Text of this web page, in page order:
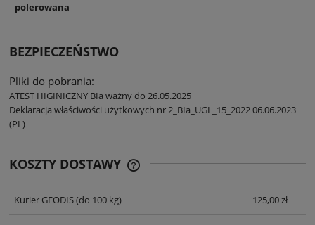
polerowana
BEZPIECZEŃSTWO
Pliki do pobrania:
ATEST HIGINICZNY BIa ważny do 26.05.2025
Deklaracja właściwości użytkowych nr 2_BIa_UGL_15_2022 06.06.2023
(PL)
KOSZTY DOSTAWY
Kurier GEODIS(do 100 kg) 125,00 zł